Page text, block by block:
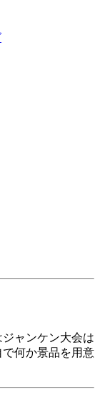
ャンケン大会は
何か景品を用意